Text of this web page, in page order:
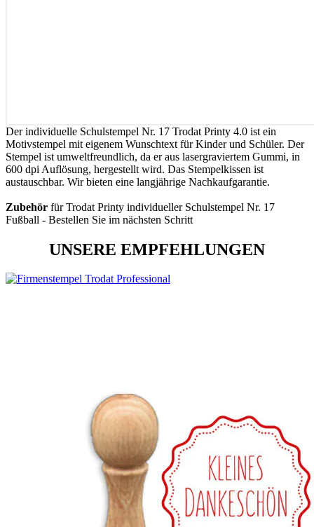
Der individuelle Schulstempel Nr. 17 Trodat Printy 4.0 ist ein
Motivstempel mit eigenem Wunschtext für Kinder und Schüler. Der
Stempel ist umweltfreundlich, da er aus lasergraviertem Gummi, in
600 dpi Auflösung, hergestellt wird. Das Stempelkissen ist
austauschbar. Wir bieten eine langjährige Nachkaufgarantie.
Zubehör für Trodat Printy individueller Schulstempel Nr. 17
Fußball - Bestellen Sie im nächsten Schritt
UNSERE EMPFEHLUNGEN